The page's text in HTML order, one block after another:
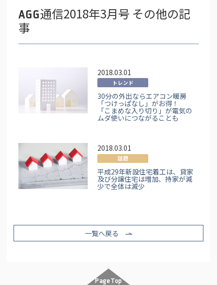
AGG通信2018年3月号 その他の記
事
2018.03.01
トレンド
30分の外出ならエアコン暖房
「つけっぱなし」がお得！
「こまめな入り切り」が電気の
ムダ使いにつながることも
2018.03.01
話題
平成29年新設住宅着工は、貸家
及び分譲住宅は増加、持家が減
少で全体は減少
一覧へ戻る
PageTop